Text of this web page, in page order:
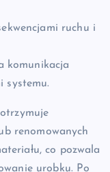
ruchu i
komunikacja
systemu.
renomowanych
co pozwala
urobku. Po